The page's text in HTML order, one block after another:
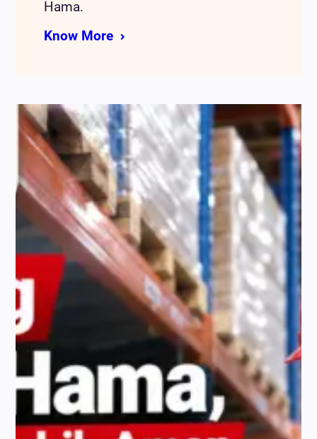
Hama.
Know More